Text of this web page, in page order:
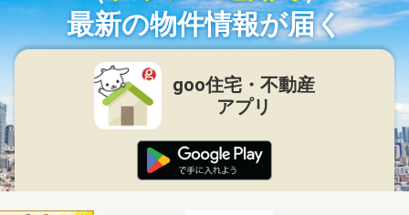
最新の物件情報が届く
goo住宅・不動産
アプリ